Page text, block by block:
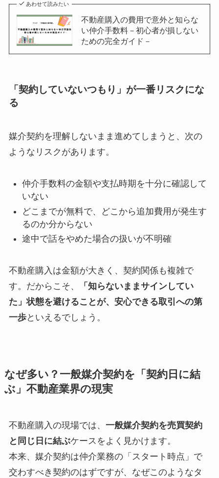
あわせて読みたい
不動産購入の費用で意外と知らな
い仲介手数料－初心者が損しない
ための完全ガイド－
「契約していないつもり」が一番リスクにな
る
媒介契約を理解しないまま進めてしまうと、次の
ようなリスクがあります。
仲介手数料の金額や支払時期を十分に確認して
いない
どこまでが無料で、どこから追加費用が発生す
るのか分からない
途中で話をやめた場合の扱いが不明確
不動産購入は金額が大きく、契約関係も複雑で
す。だからこそ、
「知らないままサインしてい
た」状態を避けることが、安心できる取引への第
一歩といえるでしょう。
なぜ多い？一般媒介契約を「契約日に結
ぶ」不動産業界の現実
不動産購入の現場では、 一般媒介契約を売買契約
と同じ日に結ぶケースをよく見かけます。
本来、媒介契約は仲介業務の「スタート時点」で
交わすべき契約のはずですが、なぜこのようなタ